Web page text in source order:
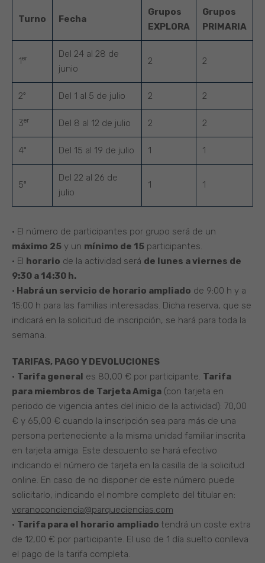
Turno Fecha
Grupos
EXPLORA
Grupos
PRIMARIA
1er
Del 24 al 28 de
junio
2 2
2º Del 1 al 5 de julio 2 2
3er Del 8 al 12 de julio 2 2
4º Del 15 al 19 de julio 1 1
5º
Del 22 al 26 de
julio
1 1
• El número de participantes por grupo será de un
máximo 25 y un mínimo de 15 participantes.
• El horario de la actividad será de lunes a viernes de
9:30 a 14:30 h.
• Habrá un servicio de horario ampliado de 9:00 h y a
15:00 h para las familias interesadas. Dicha reserva, que se
indicará en la solicitud de inscripción, se hará para toda la
semana.
TARIFAS, PAGO Y DEVOLUCIONES
• Tarifa general es 80,00 € por participante. Tarifa
para miembros de Tarjeta Amiga (con tarjeta en
periodo de vigencia antes del inicio de la actividad): 70,00
€ y 65,00 € cuando la inscripción sea para más de una
persona perteneciente a la misma unidad familiar inscrita
en tarjeta amiga. Este descuento se hará efectivo
indicando el número de tarjeta en la casilla de la solicitud
online. En caso de no disponer de este número puede
solicitarlo, indicando el nombre completo del titular en:
veranoconciencia@parqueciencias.com
• Tarifa para el horario ampliado tendrá un coste extra
de 12,00 € por participante. El uso de 1 día suelto conlleva
el pago de la tarifa completa.